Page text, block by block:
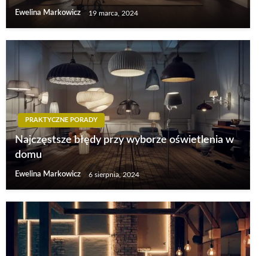
Ewelina Markowicz 19 marca, 2024
PRAKTYCZNE PORADY
Najczęstsze błędy przy wyborze oświetlenia w
domu
Ewelina Markowicz 6 sierpnia, 2024